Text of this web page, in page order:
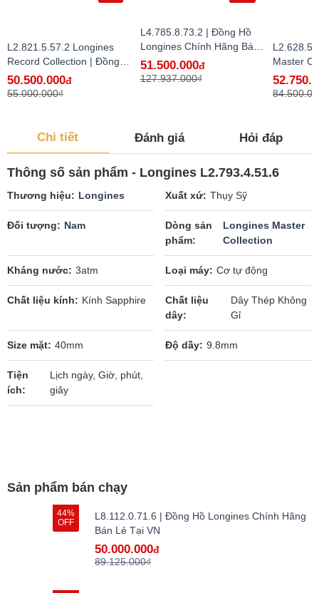
L2.821.5.57.2 Longines
Record Collection | Đồng
Hồ Longines Chính Hãng
Bán Lẻ Tại VN
50.500.000đ
55.000.000₫
L4.785.8.73.2 | Đồng Hồ
Longines Chính Hãng Bán
Lẻ Tại VN - hàng lướt
51.500.000đ
127.937.000₫
Master
Hồ
Bán Lẻ
Chi tiết Đánh giá Hỏi đáp
Thông số sản phẩm - Longines L2.793.4.51.6
Thương hiệu Longines Xuất xứ Thụy Sỹ
Đối tượng Nam
Dòng sản
phẩm
Longines Master
Collection
Kháng nước 3atm Loại máy Cơ tự động
Chất liệu kính Kính Sapphire
Chất liệu
dây
Dây Thép Không
Gỉ
Size mặt 40mm Độ dầy 9.8mm
Tiện
ích
Lịch ngày, Giờ, phút,
giây
Sản phẩm bán chạy
44%
OFF
L8.112.0.71.6 | Đồng Hồ Longines Chính Hãng
Bán Lẻ Tại VN
50.000.000đ
89.125.000₫